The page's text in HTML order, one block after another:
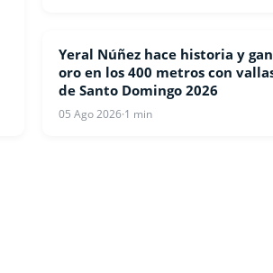
ATLETISMO
Yeral Núñez hace historia y
oro en los 400 metros con
de Santo Domingo 2026
05 Ago 2026·1 min